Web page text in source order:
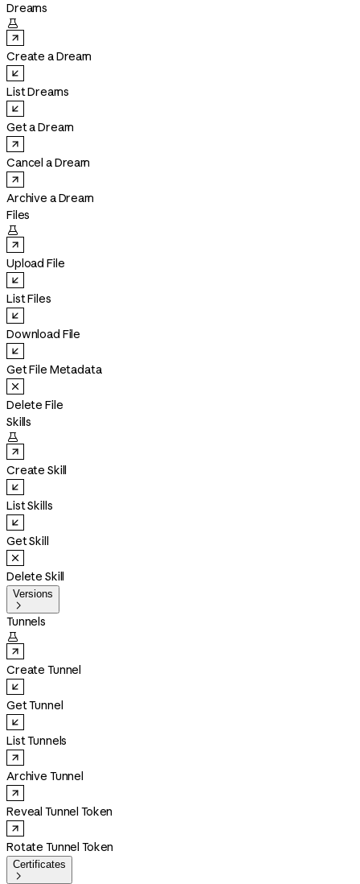
Dreams

Create a Dream
List Dreams
Get a Dream
Cancel a Dream
Archive a Dream
Files

Upload File
List Files
Download File
Get File Metadata
Delete File
Skills

Create Skill
List Skills
Get Skill
Delete Skill
Versions

Tunnels

Create Tunnel
Get Tunnel
List Tunnels
Archive Tunnel
Reveal Tunnel Token
Rotate Tunnel Token
Certificates
